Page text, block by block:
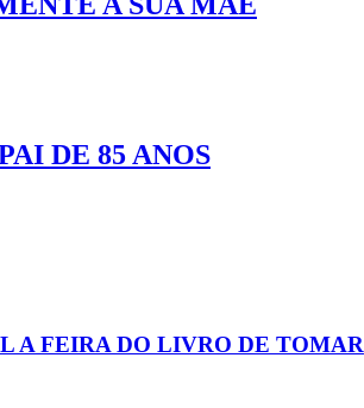
DE 85 ANOS
A FEIRA DO LIVRO DE TOMAR